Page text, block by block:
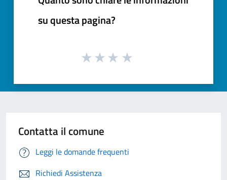
su questa pagina?
Contatta il comune
Leggi le domande frequenti
Richiedi Assistenza